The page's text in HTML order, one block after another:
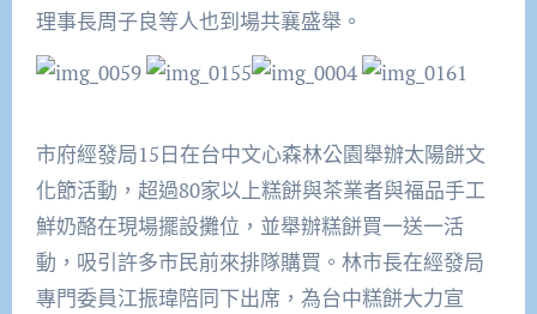
理事長周子良等人也到場共襄盛舉。
市府經發局15日在台中文心森林公園舉辦太陽餅文
化節活動，超過80家以上糕餅與茶業者與福品手工
鮮奶酪在現場擺設攤位，並舉辦糕餅買一送一活
動，吸引許多市民前來排隊購買。林市長在經發局
專門委員江振瑋陪同下出席，為台中糕餅大力宣